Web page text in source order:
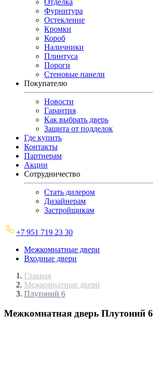
Отделка
Фурнитура
Остекление
Кромки
Короб
Наличники
Плинтуса
Пороги
Стеновые панели
Покупателю
Новости
Гарантия
Как выбрать дверь
Защита от подделок
Где купить
Контакты
Партнерам
Акции
Сотрудничество
Стать дилером
Дизайнерам
Застройщикам
+7 951 719 23 30
Межкомнатные двери
Входные двери
Главная
Межкомнатные двери
Плутоний 6
Межкомнатная дверь Плутоний 6